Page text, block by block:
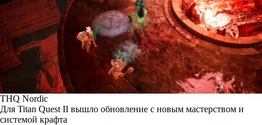
THQ Nordic
Для Titan Quest II вышло обновление с новым мастерством и
системой крафта